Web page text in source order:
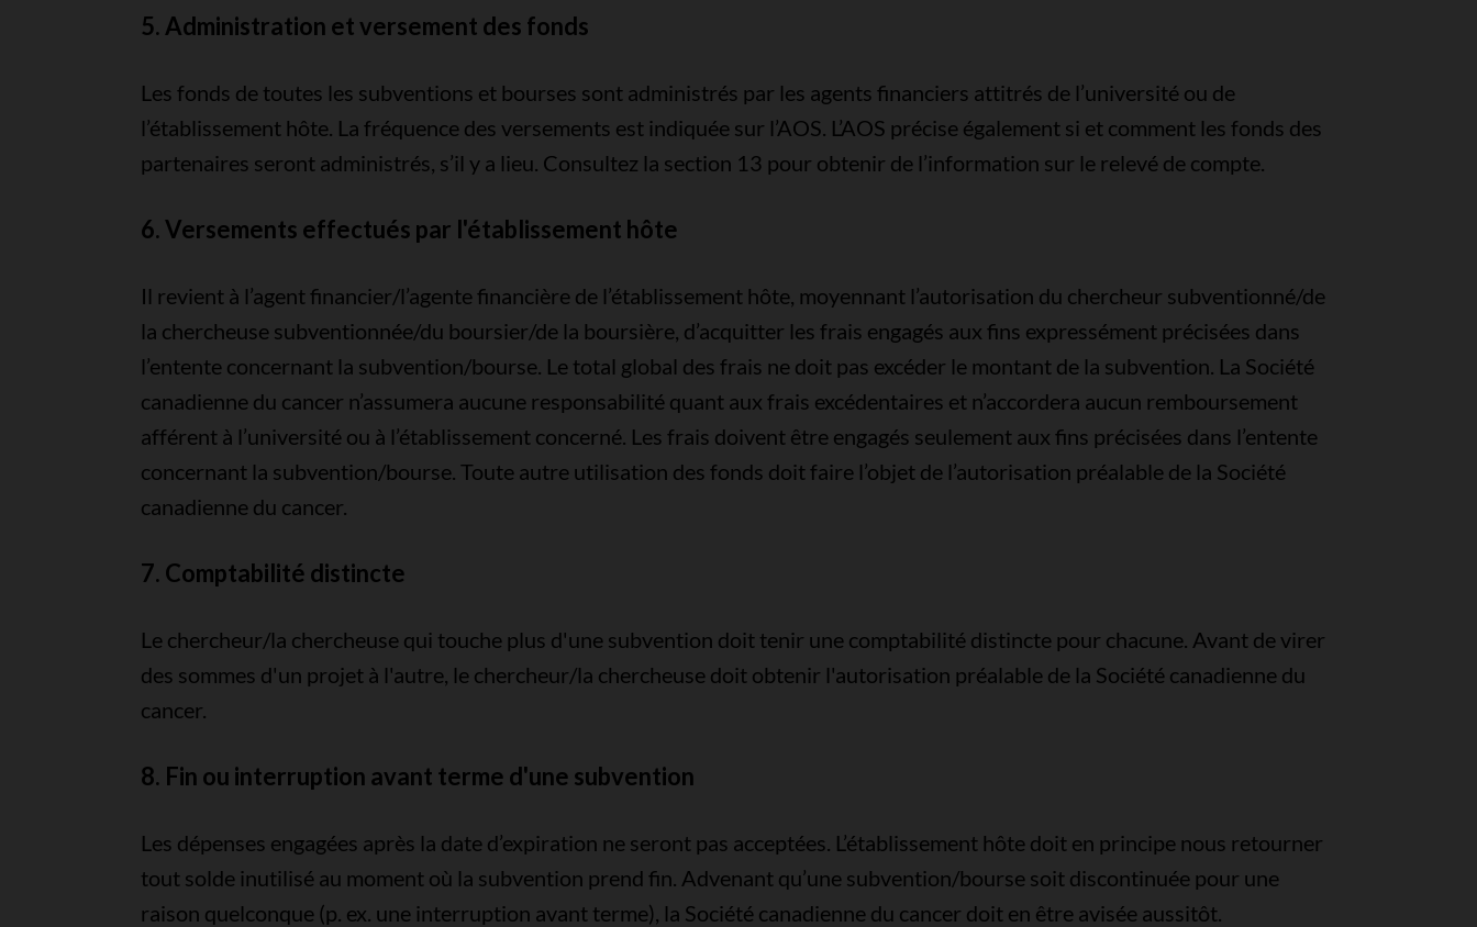
5. Administration et versement des fonds
Les fonds de toutes les subventions et bourses sont administrés par les agents financiers attitrés de l’université ou de
l’établissement hôte. La fréquence des versements est indiquée sur l’AOS. L’AOS précise également si et comment les fonds des
partenaires seront administrés, s’il y a lieu. Consultez la section 13 pour obtenir de l’information sur le relevé de compte.
6. Versements effectués par l'établissement hôte
Il revient à l’agent financier/l’agente financière de l’établissement hôte, moyennant l’autorisation du chercheur subventionné/de
la chercheuse subventionnée/du boursier/de la boursière, d’acquitter les frais engagés aux fins expressément précisées dans
l’entente concernant la subvention/bourse. Le total global des frais ne doit pas excéder le montant de la subvention. La Société
canadienne du cancer n’assumera aucune responsabilité quant aux frais excédentaires et n’accordera aucun remboursement
afférent à l’université ou à l’établissement concerné. Les frais doivent être engagés seulement aux fins précisées dans l’entente
concernant la subvention/bourse. Toute autre utilisation des fonds doit faire l’objet de l’autorisation préalable de la Société
canadienne du cancer.
7. Comptabilité distincte
Le chercheur/la chercheuse qui touche plus d'une subvention doit tenir une comptabilité distincte pour chacune. Avant de virer
des sommes d'un projet à l'autre, le chercheur/la chercheuse doit obtenir l'autorisation préalable de la Société canadienne du
cancer.
8. Fin ou interruption avant terme d'une subvention
Les dépenses engagées après la date d’expiration ne seront pas acceptées. L’établissement hôte doit en principe nous retourner
tout solde inutilisé au moment où la subvention prend fin. Advenant qu’une subvention/bourse soit discontinuée pour une
raison quelconque (p. ex. une interruption avant terme), la Société canadienne du cancer doit en être avisée aussitôt.